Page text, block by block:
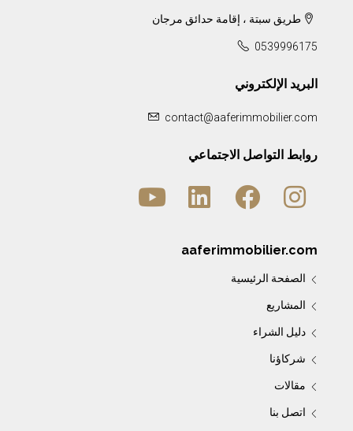
طريق سبتة ، إقامة حدائق مرجان
0539996175
البريد الإلكتروني
contact@aaferimmobilier.com
روابط التواصل الاجتماعي
aaferimmobilier.com
الصفحة الرئيسية
المشاريع
دليل الشراء
شركاؤنا
مقالات
اتصل بنا